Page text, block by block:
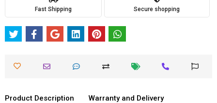
Fast Shipping Secure shopping
Product Description Warranty and Delivery